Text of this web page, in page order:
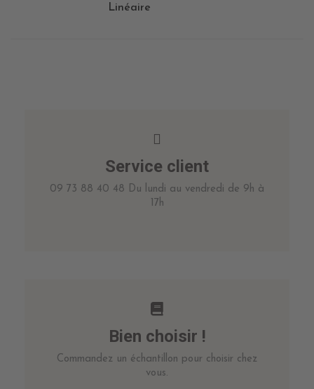
Linéaire
Service client
09 73 88 40 48 Du lundi au vendredi de 9h à
17h
Bien choisir !
Commandez un échantillon pour choisir chez
vous.